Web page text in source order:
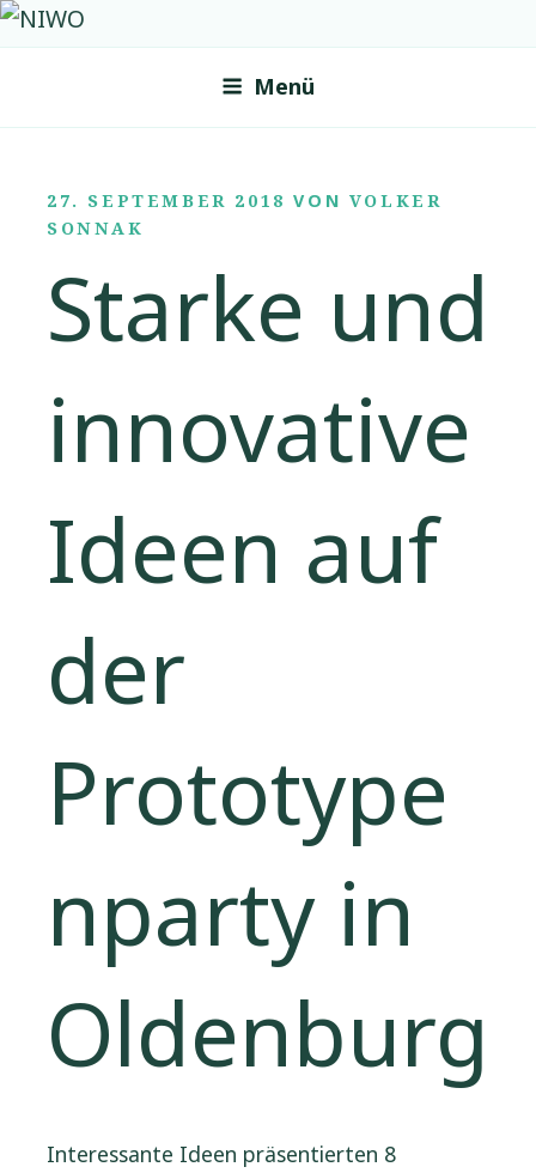
Zum
InhaltNIWO
Menü
VERÖFFENTLICHT
AM
27. SEPTEMBER 2018 VON VOLKER
SONNAK
Starke und
innovative
Ideen auf
der
Prototype
nparty in
Oldenburg
Interessante Ideen präsentierten 8